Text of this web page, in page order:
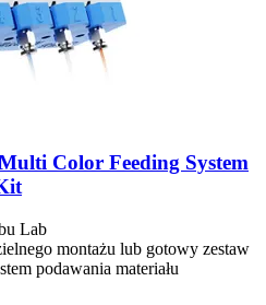
Color Feeding System
Lab
montażu lub gotowy zestaw
podawania materiału